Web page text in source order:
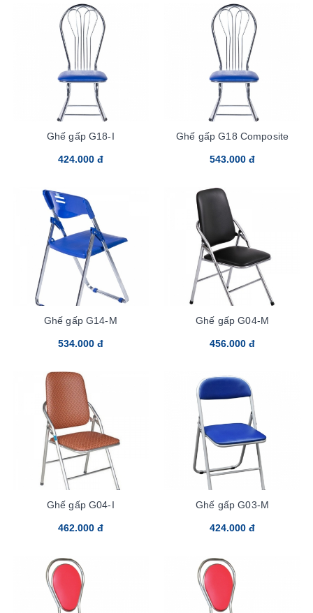
Ghế gấp G18-I
424.000 đ
Ghế gấp G18 Composite
543.000 đ
Ghế gấp G14-M
534.000 đ
Ghế gấp G04-M
456.000 đ
Ghế gấp G04-I
462.000 đ
Ghế gấp G03-M
424.000 đ